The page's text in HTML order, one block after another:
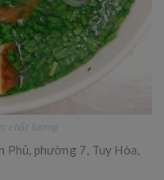
phường 7, Tuy Hòa,